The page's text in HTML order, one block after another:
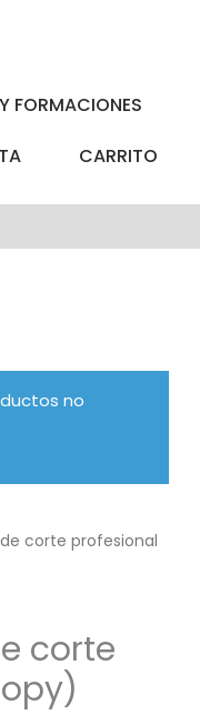
FORMACIONES
CARRITO
no
corte profesional
corte